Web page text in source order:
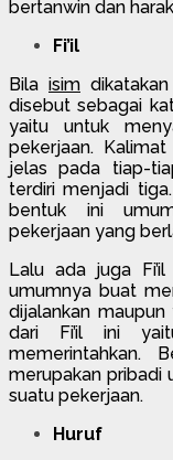
bertanwin dan
Fi’il
Bila isim
disebut sebagai
yaitu untuk
pekerjaan.
jelas pada tiap-
terdiri menjadi
bentuk ini
pekerjaan yang
Lalu ada juga
umumnya buat
dijalankan
dari Fi’il ini
memerintahkan.
merupakan pribadi
suatu pekerjaan.
Huruf